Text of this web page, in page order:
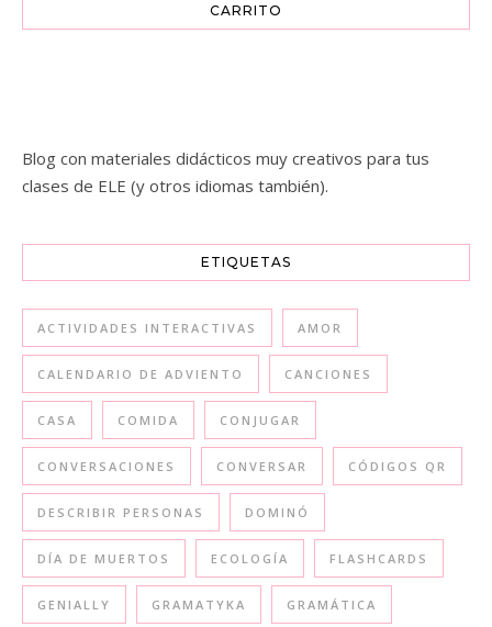
CARRITO
Blog con materiales didácticos muy creativos para tus
clases de ELE (y otros idiomas también).
ETIQUETAS
ACTIVIDADES INTERACTIVAS AMOR
CALENDARIO DE ADVIENTO CANCIONES
CASA COMIDA CONJUGAR
CONVERSACIONES CONVERSAR CÓDIGOS QR
DESCRIBIR PERSONAS DOMINÓ
DÍA DE MUERTOS ECOLOGÍA FLASHCARDS
GENIALLY GRAMATYKA GRAMÁTICA